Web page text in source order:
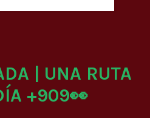
| UNA RUTA
+909👀